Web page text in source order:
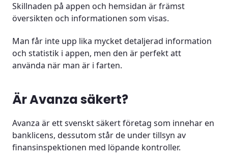
Skillnaden på appen och hemsidan är främst
översikten och informationen som visas.
Man får inte upp lika mycket detaljerad information
och statistik i appen, men den är perfekt att
använda när man är i farten.
Är Avanza säkert?
Avanza är ett svenskt säkert företag som innehar en
banklicens, dessutom står de under tillsyn av
finansinspektionen med löpande kontroller.